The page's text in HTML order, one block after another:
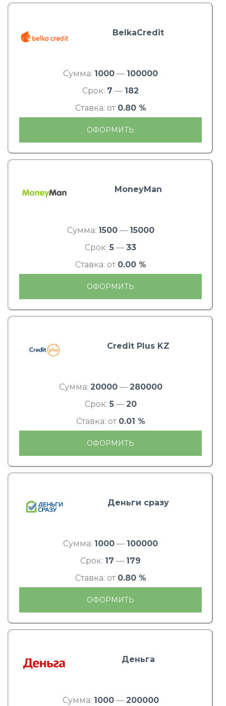
BelkaCredit
Сумма: 1000 — 100000
Срок: 7 — 182
Ставка: от 0.80 %
ОФОРМИТЬ
MoneyMan
Сумма: 1500— 15000
Срок: 5 — 33
Ставка: от 0.00 %
ОФОРМИТЬ
Credit Plus KZ
Сумма: 20000— 280000
Срок: 5— 20
Ставка: от 0.01 %
ОФОРМИТЬ
Деньги сразу
Сумма: 1000 — 100000
Срок: 17 — 179
Ставка: от 0.80 %
ОФОРМИТЬ
Деньга
Сумма: 1000— 200000